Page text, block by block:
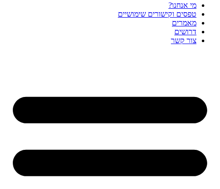
מי אנחנו?
טפסים וקישורים שימושיים
מאמרים
דרושים
צור קשר